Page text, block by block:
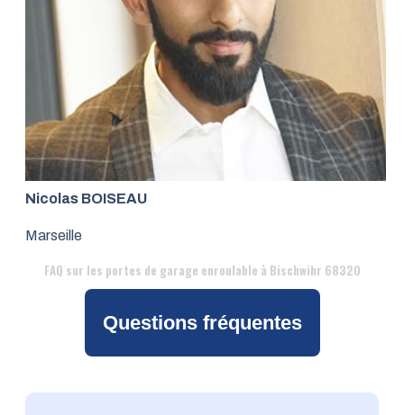
Nicolas BOISEAU
Marseille
FAQ sur les portes de garage enroulable à Bischwihr 68320
Questions fréquentes